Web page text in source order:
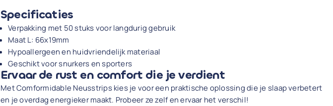
Specificaties
Verpakking met 50 stuks voor langdurig gebruik
Maat L: 66x19mm
Hypoallergeen en huidvriendelijk materiaal
Geschikt voor snurkers en sporters
Ervaar de rust en comfort die je verdient
Met Comformidable Neusstrips kies je voor een praktische oplossing die je slaap verbetert
en je overdag energieker maakt. Probeer ze zelf en ervaar het verschil!